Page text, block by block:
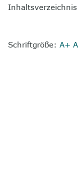
Inhaltsverzeichnis
Schriftgröße: A+ A